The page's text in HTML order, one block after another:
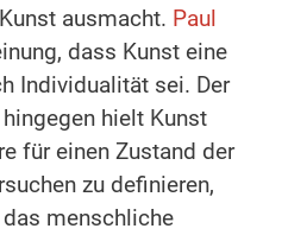
ausmacht. Paul
dass Kunst eine
Individualität sei. Der
hingegen hielt Kunst
für einen Zustand der
zu definieren,
menschliche